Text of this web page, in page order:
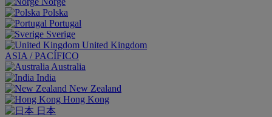
Polska
Portugal
Sverige
United Kingdom
ASIA / PACÍFICO
Australia
India
New Zealand
Hong Kong
日本